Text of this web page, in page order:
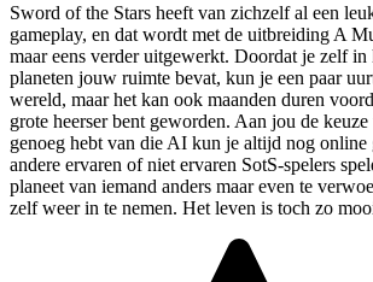
Sword of the Stars heeft van zichzelf al een
gameplay, en dat wordt met de uitbreiding A
maar eens verder uitgewerkt. Doordat je zelf in
planeten jouw ruimte bevat, kun je een paar
wereld, maar het kan ook maanden duren
grote heerser bent geworden. Aan jou de
genoeg hebt van die AI kun je altijd nog online
andere ervaren of niet ervaren SotS-spelers
planeet van iemand anders maar even te
zelf weer in te nemen. Het leven is toch zo